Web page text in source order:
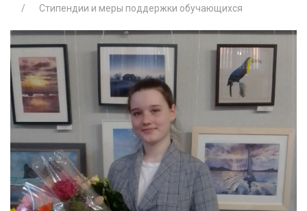
Стипендии и меры поддержки обучающихся